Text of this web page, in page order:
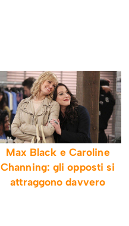
Max Black e Caroline
Channing: gli opposti si
attraggono davvero